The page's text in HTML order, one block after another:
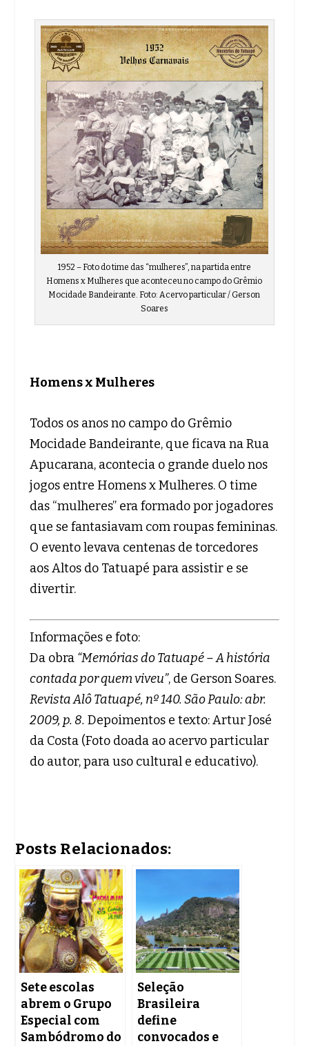
1952 – Foto do time das “mulheres”, na partida entre
Homens x Mulheres que aconteceu no campo do Grêmio
Mocidade Bandeirante. Foto: Acervo particular / Gerson
Soares
Homens x Mulheres
Todos os anos no campo do Grêmio
Mocidade Bandeirante, que ficava na Rua
Apucarana, acontecia o grande duelo nos
jogos entre Homens x Mulheres. O time
das “mulheres” era formado por jogadores
que se fantasiavam com roupas femininas.
O evento levava centenas de torcedores
aos Altos do Tatuapé para assistir e se
divertir.
Informações e foto:
Da obra “Memórias do Tatuapé – A história
contada por quem viveu”, de Gerson Soares.
Revista Alô Tatuapé, nº 140. São Paulo: abr.
2009, p. 8. Depoimentos e texto: Artur José
da Costa (Foto doada ao acervo particular
do autor, para uso cultural e educativo).
Posts Relacionados:
Sete escolas
abrem o Grupo
Especial com
Sambódromo do
Seleção
Brasileira
define
convocados e